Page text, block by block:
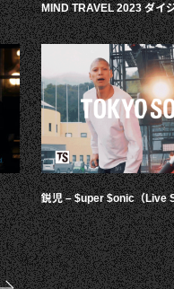
MIND TRAVEL 2023 ダイ
鋭児 – $uper $onic（Live